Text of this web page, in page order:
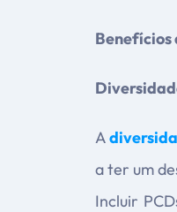
Benefícios
A
a ter um
Incluir